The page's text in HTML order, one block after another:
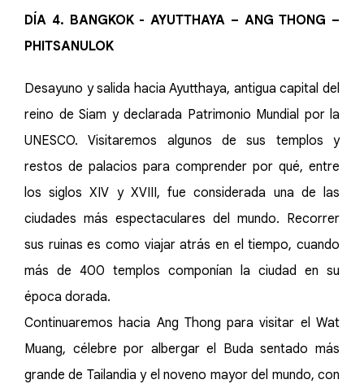
DÍA 4. BANGKOK - AYUTTHAYA – ANG THONG –
PHITSANULOK
Desayuno y salida hacia Ayutthaya, antigua capital del
reino de Siam y declarada Patrimonio Mundial por la
UNESCO. Visitaremos algunos de sus templos y
restos de palacios para comprender por qué, entre
los siglos XIV y XVIII, fue considerada una de las
ciudades más espectaculares del mundo. Recorrer
sus ruinas es como viajar atrás en el tiempo, cuando
más de 400 templos componían la ciudad en su
época dorada.
Continuaremos hacia Ang Thong para visitar el Wat
Muang, célebre por albergar el Buda sentado más
grande de Tailandia y el noveno mayor del mundo, con